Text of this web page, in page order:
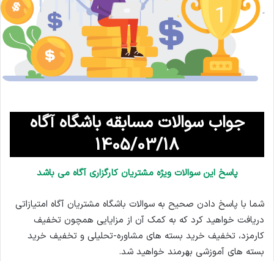
جواب سوالات مسابقه باشگاه آگاه
1405/03/18
پاسخ این سوالات ویژه مشتریان کارگزاری آگاه می باشد
شما با پاسخ دادن صحیح به سوالات باشگاه مشتریان آگاه امتیازاتی
دریافت خواهید کرد که به کمک آن از مزایایی همچون تخفیف
کارمزد، تخفیف خرید بسته های مشاوره-تحلیلی و تخفیف خرید
بسته های آموزشی بهرمند خواهید شد.